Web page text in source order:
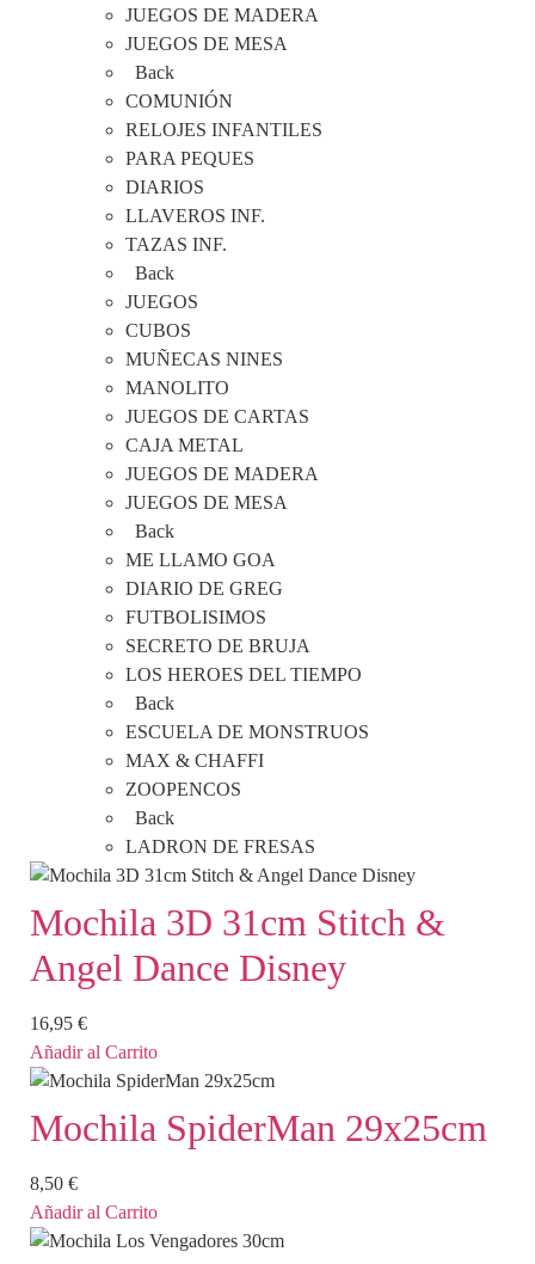
JUEGOS DE MADERA
JUEGOS DE MESA
Back
COMUNIÓN
RELOJES INFANTILES
PARA PEQUES
DIARIOS
LLAVEROS INF.
TAZAS INF.
Back
JUEGOS
CUBOS
MUÑECAS NINES
MANOLITO
JUEGOS DE CARTAS
CAJA METAL
JUEGOS DE MADERA
JUEGOS DE MESA
Back
ME LLAMO GOA
DIARIO DE GREG
FUTBOLISIMOS
SECRETO DE BRUJA
LOS HEROES DEL TIEMPO
Back
ESCUELA DE MONSTRUOS
MAX & CHAFFI
ZOOPENCOS
Back
LADRON DE FRESAS
Mochila 3D 31cm Stitch &
Angel Dance Disney
16,95 €
Añadir al Carrito
Mochila SpiderMan 29x25cm
8,50 €
Añadir al Carrito